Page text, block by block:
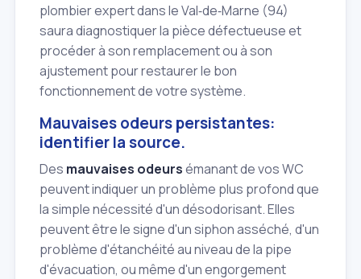
plombier expert dans le Val‑de‑Marne (94)
saura diagnostiquer la pièce défectueuse et
procéder à son remplacement ou à son
ajustement pour restaurer le bon
fonctionnement de votre système.
Mauvaises odeurs persistantes:
identifier la source.
Des mauvaises odeursémanant de vos WC
peuvent indiquer un problème plus profond que
la simple nécessité d'un désodorisant. Elles
peuvent être le signe d'un siphon asséché, d'un
problème d'étanchéité au niveau de la pipe
d'évacuation, ou même d'un engorgement